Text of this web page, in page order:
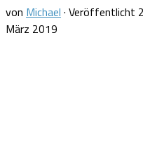
von Michael · Veröffentlicht
März 2019